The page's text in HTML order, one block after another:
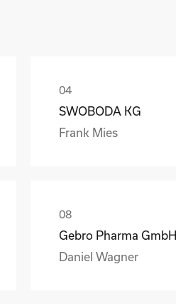
SWOBODA KG
Frank Mies
Gebro Pharma GmbH
Daniel Wagner